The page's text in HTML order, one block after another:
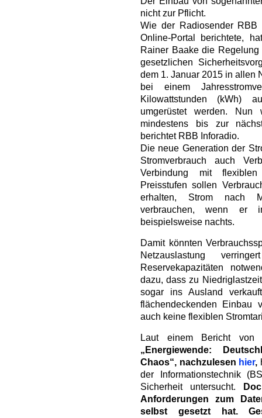
nicht zur Pflicht.
Wie der Radiosender RBB
Online-Portal berichtete,
Rainer Baake die
gesetzlichen
dem 1. Januar 2015 in allen
bei einem
Kilowattstunden (kWh)
umgerüstet werden. Nun
mindestens bis zur
berichtet RBB Inforadio.
Die neue Generation der
Stromverbrauch auch
Verbindung mit
Preisstufen sollen
erhalten, Strom nach
verbrauchen, wenn er
beispielsweise nachts.
Damit könnten
Netzauslastung
Reservekapazitäten
dazu, dass zu
sogar ins Ausland
flächendeckenden Einbau
auch keine flexiblen
Laut einem Bericht
„Energiewende:
Chaos“, nachzulesen hier,
der Informationstechnik
Sicherheit untersucht.
Anforderungen zum
selbst gesetzt hat.